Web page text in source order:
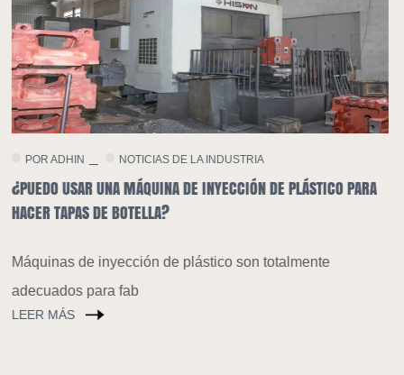
DE PLÁSTICO PARA
totalmente
POR ADHIN NOTICIAS DE LA INDUSTRIA
¿SE PUEDEN USAR MÁQUINAS DE
PRODUCIR JERINGAS DESECHABLES?
Máquinas de inyección de plástico son